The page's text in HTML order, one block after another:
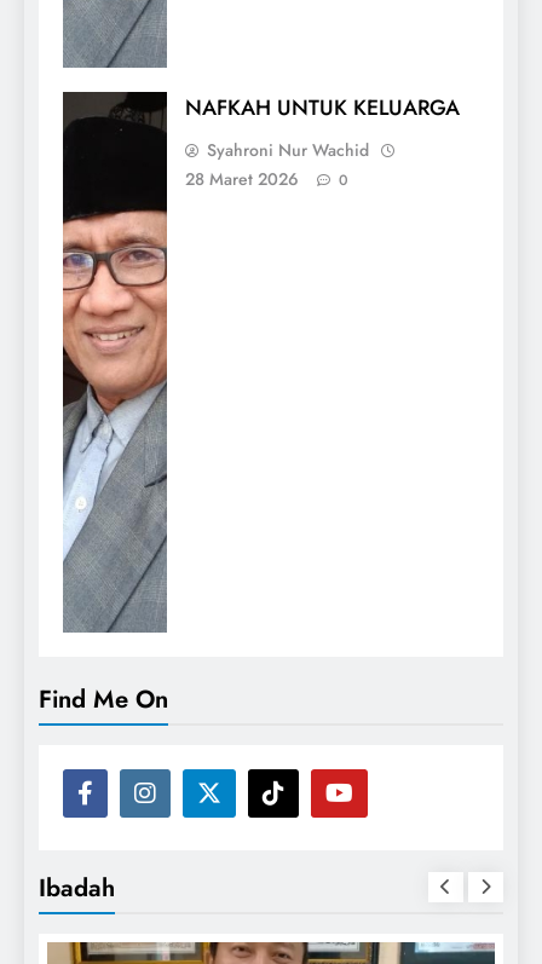
NAFKAH UNTUK KELUARGA
Syahroni Nur Wachid
28 Maret 2026
0
Find Me On
Ibadah